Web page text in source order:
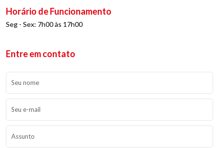
Horário de Funcionamento
Seg - Sex: 7h00 às 17h00
Entre em contato